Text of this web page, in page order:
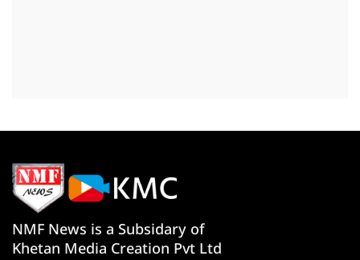
NMF News is a Subsidary of
Khetan Media Creation Pvt Ltd